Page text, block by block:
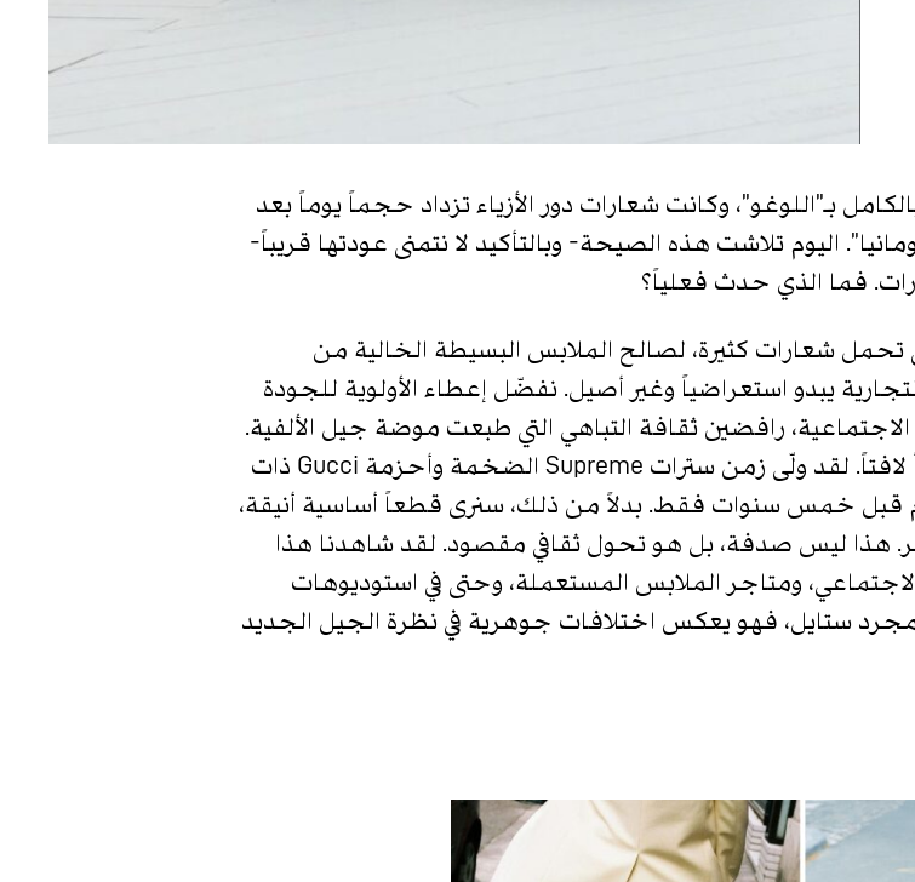
بـ”اللوغو”، وكانت شعارات دور الأزياء تزداد حجماً يوماً بعد
اليوم تلاشت هذه الصيحة- وبالتأكيد لا نتمنى عودتها قريباً-
فما الذي حدث فعلياً؟
تحمل شعارات كثيرة، لصالح الملابس البسيطة الخالية من
يبدو استعراضياً وغير أصيل. نفضّل إعطاء الأولوية للجودة
رافضين ثقافة التباهي التي طبعت موضة جيل الألفية.
لو تجولنا في أي حرم جامعي اليوم سنلاحظ شيئاً لافتاً. لقد ولّى زمن سترات Supreme الضخمة وأحزمة Gucci ذات
قبل خمس سنوات فقط. بدلاً من ذلك، سنرى قطعاً أساسية أنيقة،
هذا ليس صدفة، بل هو تحول ثقافي مقصود. لقد شاهدنا هذا
ومتاجر الملابس المستعملة، وحتى في استوديوهات
مجرد ستايل، فهو يعكس اختلافات جوهرية في نظرة الجيل الجديد